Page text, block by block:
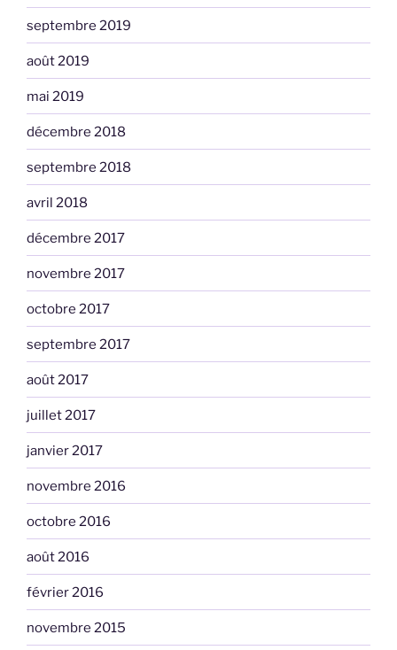
septembre 2019
août 2019
mai 2019
décembre 2018
septembre 2018
avril 2018
décembre 2017
novembre 2017
octobre 2017
septembre 2017
août 2017
juillet 2017
janvier 2017
novembre 2016
octobre 2016
août 2016
février 2016
novembre 2015